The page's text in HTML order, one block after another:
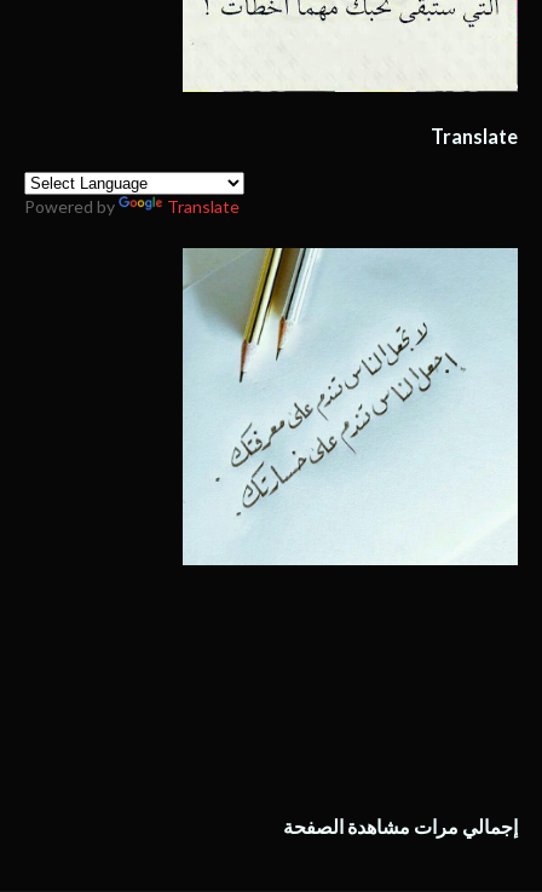
Translate
Powered by Translate
إجمالي مرات مشاهدة الصفحة